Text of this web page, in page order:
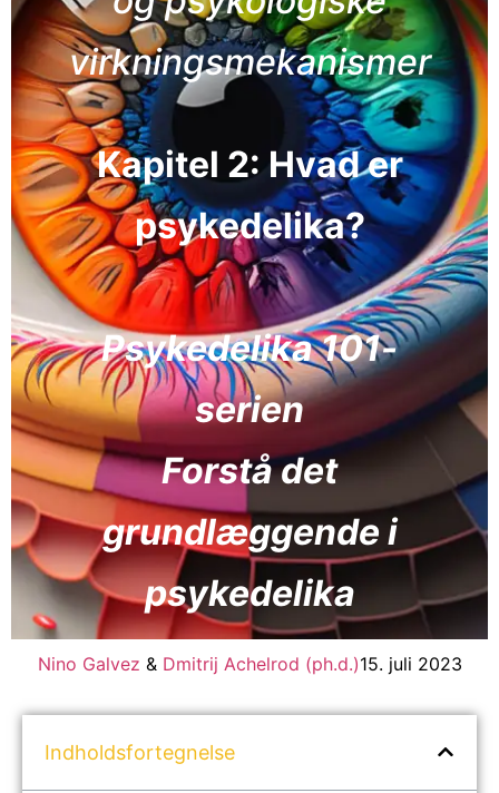
virkningsmekanismer
Kapitel 2: Hvad er
psykedelika?
Psykedelika 101-
serien
Forstå det
grundlæggende i
psykedelika
Nino Galvez & Dmitrij Achelrod (ph.d.)15. juli 2023
Indholdsfortegnelse